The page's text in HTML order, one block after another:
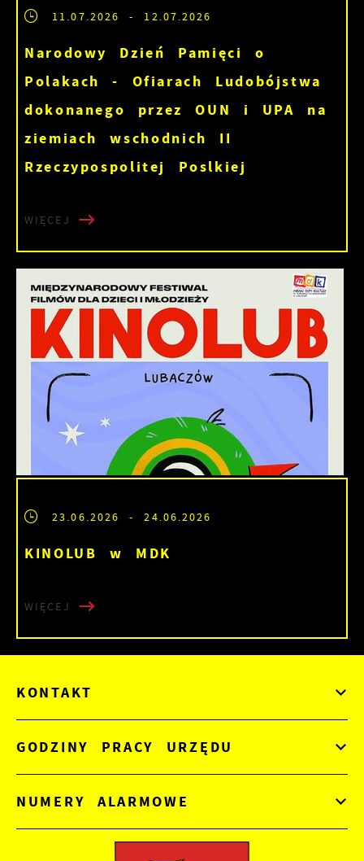
11.07.2026 - 12.07.2026
Narodowy Dzień Pamięci o
Polakach - Ofiarach Ludobójstwa
dokonanego przez OUN i UPA na
ziemiach wschodnich II
Rzeczypospolitej Poslkiej
WIĘCEJ
23.06.2026 - 24.06.2026
KINOLUB w MDK
WIĘCEJ
KONTAKT
GODZINY PRACY URZĘDU
NUMERY ALARMOWE